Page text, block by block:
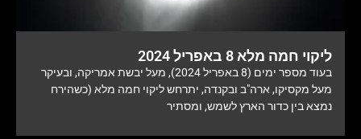
ליקוי חמה מלא 8 באפריל 2024
בעוד מספר ימים (8 באפריל 2024), מעל יבשת אמריקה, ובעיקר
מעל מקסיקו, ארה"ב ובקנדה, יתרחש ליקוי חמה מלא (כשהירח
נמצא בין כדור הארץ לשמש, ומסתיר